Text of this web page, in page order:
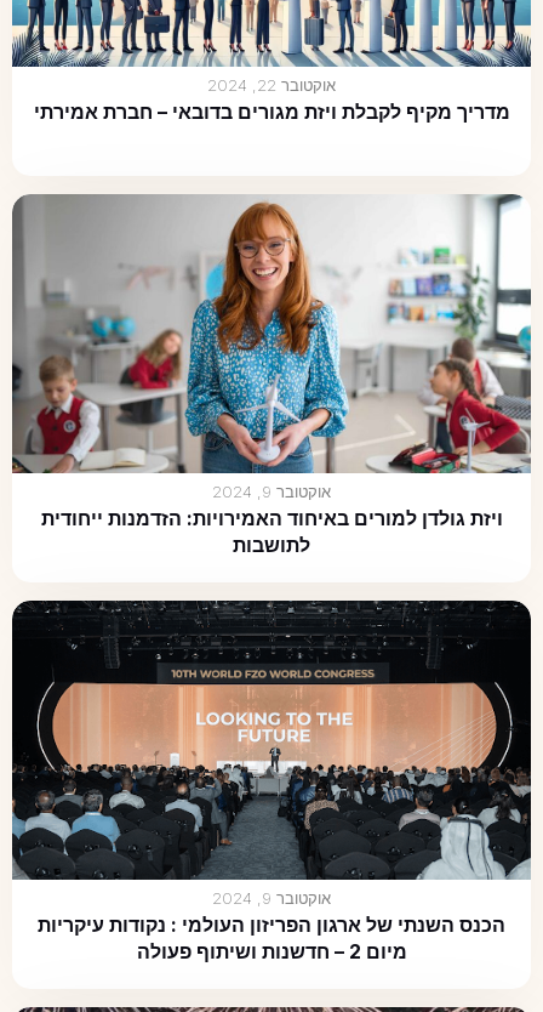
אוקטובר 22, 2024
מדריך מקיף לקבלת ויזת מגורים בדובאי – חברת אמירתי
אוקטובר 9, 2024
ויזת גולדן למורים באיחוד האמירויות: הזדמנות ייחודית
לתושבות
אוקטובר 9, 2024
הכנס השנתי של ארגון הפריזון העולמי : נקודות עיקריות
מיום 2 – חדשנות ושיתוף פעולה